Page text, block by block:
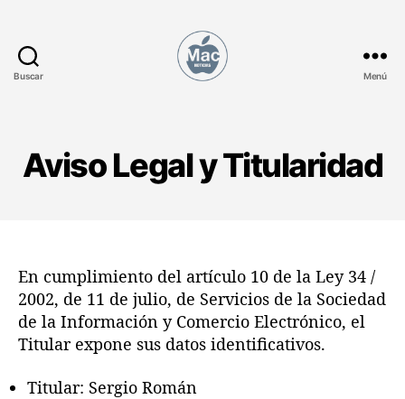
Buscar
o
t
a
s
Menú
Aviso Legal y Titularidad
En cumplimiento del artículo 10 de la Ley 34 /
2002, de 11 de julio, de Servicios de la Sociedad
de la Información y Comercio Electrónico, el
Titular expone sus datos identificativos.
Titular: Sergio Román